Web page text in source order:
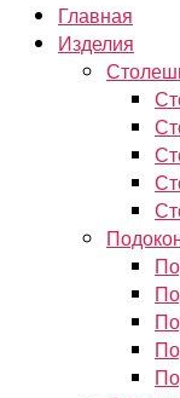
Главная
Изделия